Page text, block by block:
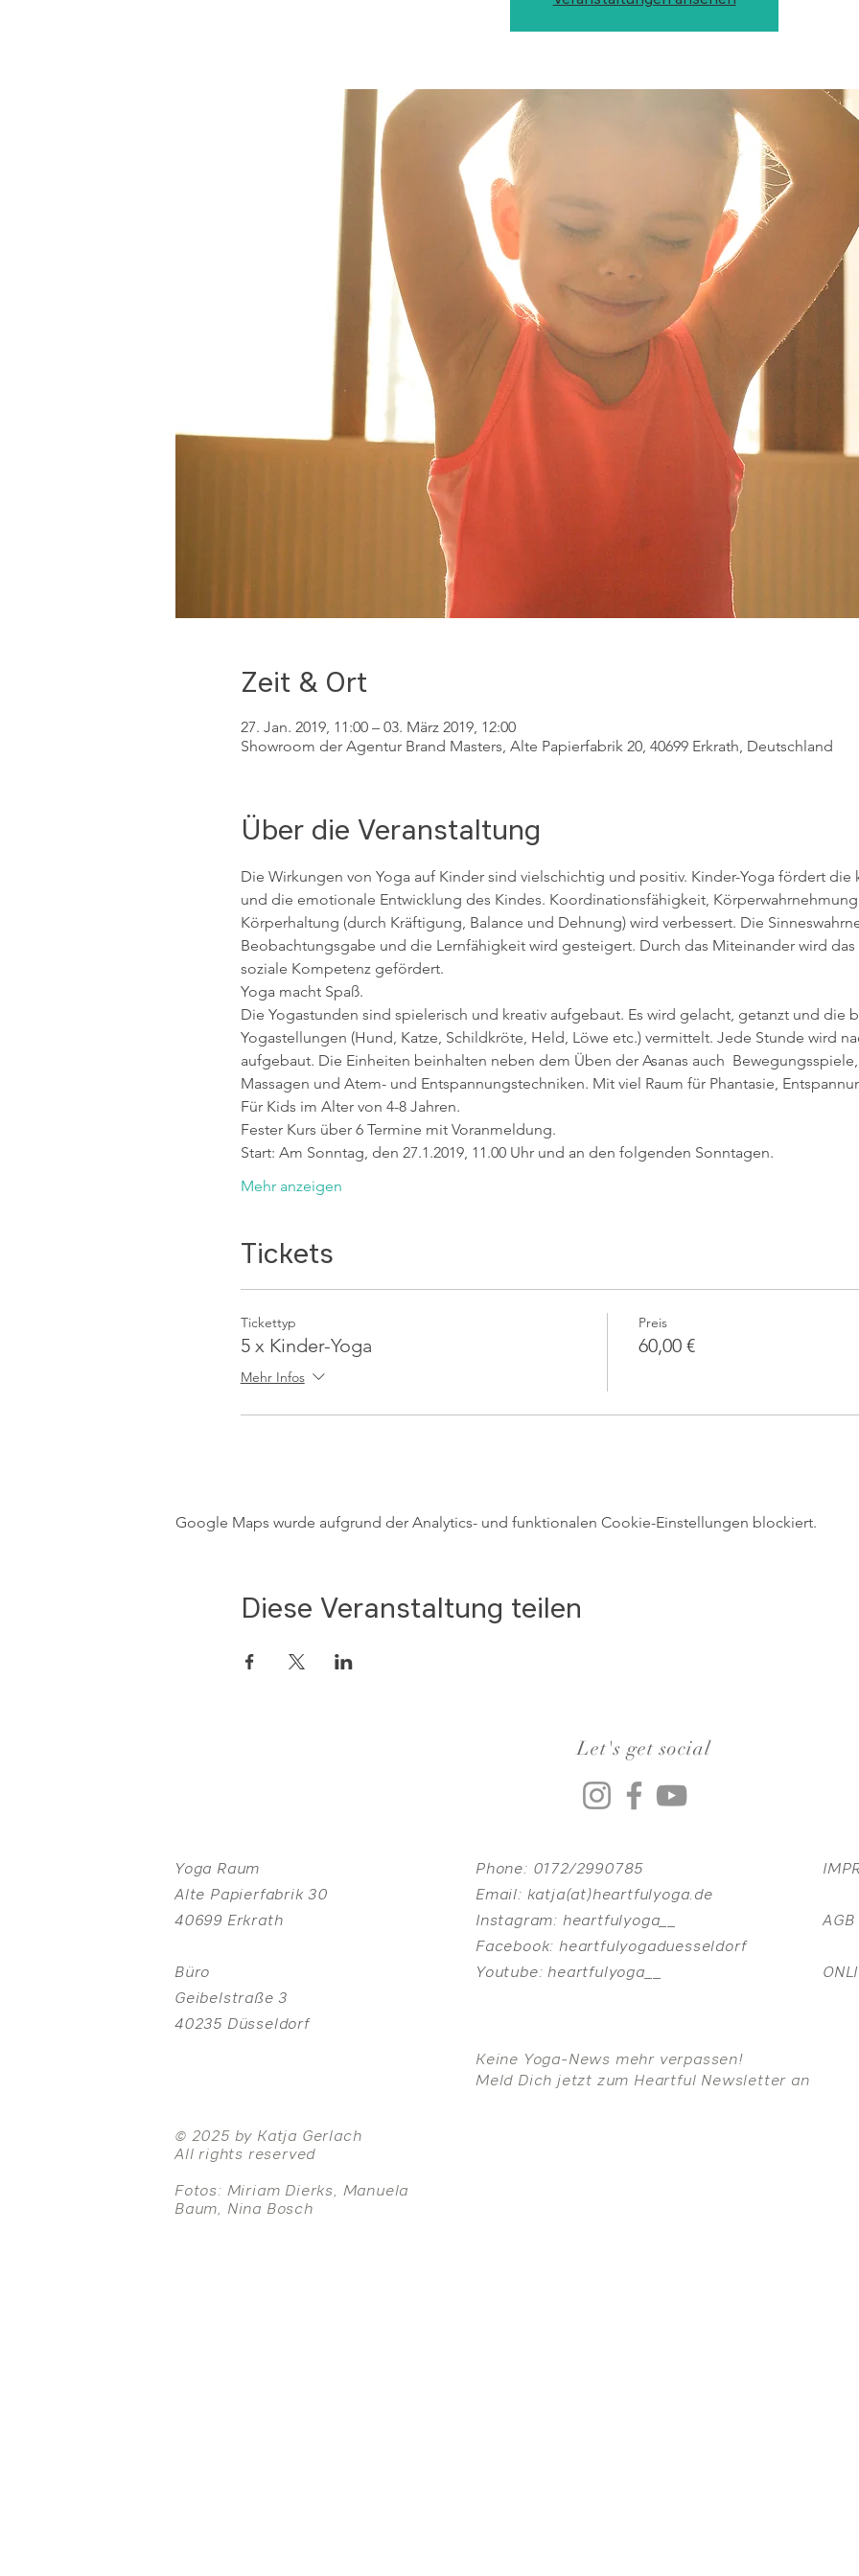
Zeit & Ort
27. Jan. 2019, 11:00 – 03. März 2019, 12:00
Showroom der Agentur Brand Masters, Alte Papierfabrik 20, 40699 Erkrath, Deutschland
Über die Veranstaltung
Die Wirkungen von Yoga auf Kinder sind vielschichtig und positiv. Kinder-Yoga fördert
und die emotionale Entwicklung des Kindes. Koordinationsfähigkeit,
Körperhaltung (durch Kräftigung, Balance und Dehnung) wird verbessert. Die
Beobachtungsgabe und die Lernfähigkeit wird gesteigert. Durch das Miteinander wird
soziale Kompetenz gefördert.
Yoga macht Spaß.
Die Yogastunden sind spielerisch und kreativ aufgebaut. Es wird gelacht, getanzt und die
Yogastellungen (Hund, Katze, Schildkröte, Held, Löwe etc.) vermittelt. Jede Stunde wird
aufgebaut. Die Einheiten beinhalten neben dem Üben der Asanas auch
Massagen und Atem- und Entspannungstechniken. Mit viel Raum für Phantasie,
Für Kids im Alter von 4-8 Jahren.
Fester Kurs über 6 Termine mit Voranmeldung.
Start: Am Sonntag, den 27.1.2019, 11.00 Uhr und an den folgenden Sonntagen.
Mehr anzeigen
Tickets
Tickettyp
5 x Kinder-Yoga
Mehr Infos
Preis
60,00 €
Google Maps wurde aufgrund der Analytics- und funktionalen Cookie-Einstellungen blockiert.
Diese Veranstaltung teilen
Let's get social
Yoga Raum
Alte Papierfabrik 30
40699 Erkrath
Büro
Geibelstraße 3
40235 Düsseldorf
Phone: 0172/2990785
Email: katja(at)heartfulyoga.de
Instagram: heartfulyoga__
Facebook:heartfulyogaduesseldorf
Youtube:heartfulyoga__
AGB
© 2025 by Katja Gerlach
All rights reserved
Fotos: Miriam Dierks, Manuela
Baum, Nina Bosch
Keine Yoga-News mehr verpassen!
Meld Dich jetzt zum Heartful Newsletter an